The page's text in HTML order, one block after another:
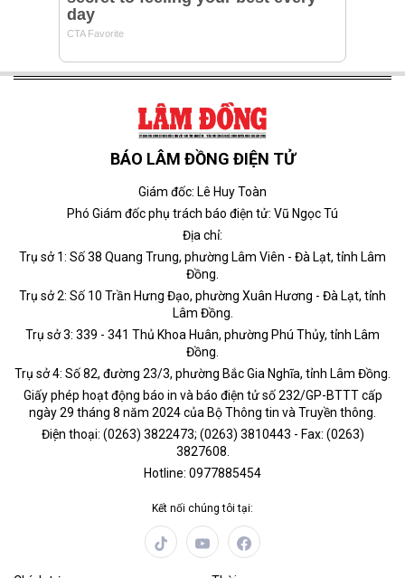
BÁO LÂM ĐỒNG ĐIỆN TỬ
Giám đốc: Lê Huy Toàn
Phó Giám đốc phụ trách báo điện tử: Vũ Ngọc Tú
Địa chỉ:
Trụ sở 1: Số 38 Quang Trung, phường Lâm Viên - Đà Lạt, tỉnh Lâm
Đồng.
Trụ sở 2: Số 10 Trần Hưng Đạo, phường Xuân Hương - Đà Lạt, tỉnh
Lâm Đồng.
Trụ sở 3: 339 - 341 Thủ Khoa Huân, phường Phú Thủy, tỉnh Lâm
Đồng.
Trụ sở 4: Số 82, đường 23/3, phường Bắc Gia Nghĩa, tỉnh Lâm Đồng.
Giấy phép hoạt động báo in và báo điện tử số 232/GP-BTTT cấp
ngày 29 tháng 8 năm 2024 của Bộ Thông tin và Truyền thông.
Điện thoại: (0263) 3822473; (0263) 3810443 - Fax: (0263)
3827608.
Hotline: 0977885454
Kết nối chúng tôi tại: